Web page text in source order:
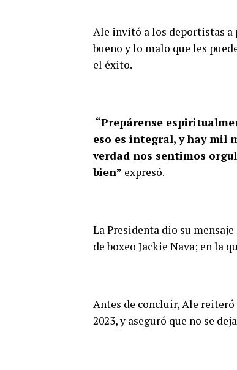
Ale invitó a los deportistas a
bueno y lo malo que les
el éxito.
“Prepárense
eso es integral, y hay mil
verdad nos sentimos
bien” expresó.
La Presidenta dio su
de boxeo Jackie Nava; en la
Antes de concluir, Ale
2023, y aseguró que no se